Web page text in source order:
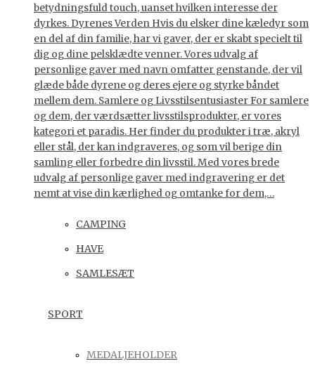
betydningsfuld touch, uanset hvilken interesse der
dyrkes. Dyrenes Verden Hvis du elsker dine kæledyr som
en del af din familie, har vi gaver, der er skabt specielt til
dig og dine pelsklædte venner. Vores udvalg af
personlige gaver med navn omfatter genstande, der vil
glæde både dyrene og deres ejere og styrke båndet
mellem dem. Samlere og Livsstilsentusiaster For samlere
og dem, der værdsætter livsstilsprodukter, er vores
kategori et paradis. Her finder du produkter i træ, akryl
eller stål, der kan indgraveres, og som vil berige din
samling eller forbedre din livsstil. Med vores brede
udvalg af personlige gaver med indgravering er det
nemt at vise din kærlighed og omtanke for dem,…
CAMPING
HAVE
SAMLESÆT
SPORT
MEDALJEHOLDER